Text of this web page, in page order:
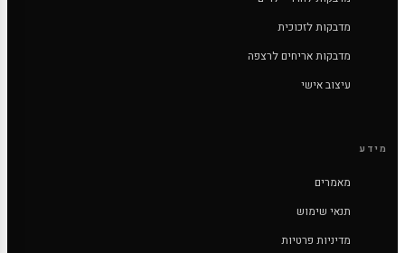
מדבקות לזכוכית
מדבקות אריחים לרצפה
עיצוב אישי
מידע
מאמרים
תנאי שימוש
מדיניות פרטיות